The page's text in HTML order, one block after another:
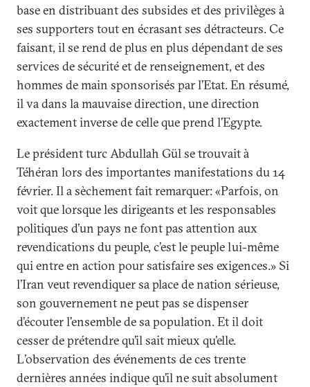
base en distribuant des subsides et des privilèges à
ses supporters tout en écrasant ses détracteurs. Ce
faisant, il se rend de plus en plus dépendant de ses
services de sécurité et de renseignement, et des
hommes de main sponsorisés par l’Etat. En résumé,
il va dans la mauvaise direction, une direction
exactement inverse de celle que prend l’Egypte.
Le président turc Abdullah Gül se trouvait à
Téhéran lors des importantes manifestations du 14
février. Il a sèchement fait remarquer: «Parfois, on
voit que lorsque les dirigeants et les responsables
politiques d’un pays ne font pas attention aux
revendications du peuple, c’est le peuple lui-même
qui entre en action pour satisfaire ses exigences.» Si
l’Iran veut revendiquer sa place de nation sérieuse,
son gouvernement ne peut pas se dispenser
d’écouter l’ensemble de sa population. Et il doit
cesser de prétendre qu’il sait mieux qu’elle.
L’observation des événements de ces trente
dernières années indique qu’il ne suit absolument